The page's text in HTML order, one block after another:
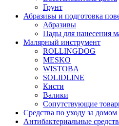
Грунт
Абразивы и подготовка
Абразивы
Пады для нанесения
Малярный инструмент
ROLLINGDOG
MESKO
WISTOBA
SOLIDLINE
Кисти
Валики
Сопутствующие
Средства по уходу за домом
Антибактериальные